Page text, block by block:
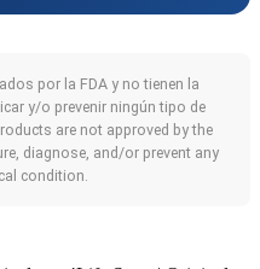
por la FDA y no tienen la
y/o prevenir ningún tipo de
are not approved by the
diagnose, and/or prevent any
condition.